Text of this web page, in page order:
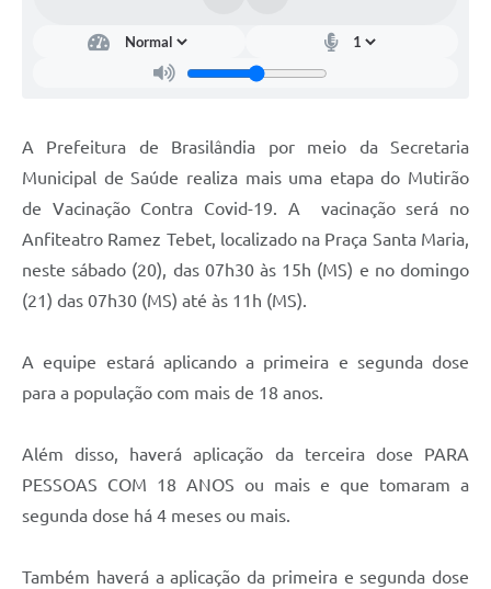
A Prefeitura de Brasilândia por meio da Secretaria
Municipal de Saúde realiza mais uma etapa do Mutirão
de Vacinação Contra Covid-19. A vacinação será no
Anfiteatro Ramez Tebet, localizado na Praça Santa Maria,
neste sábado (20), das 07h30 às 15h (MS) e no domingo
(21) das 07h30 (MS) até às 11h (MS).
A equipe estará aplicando a primeira e segunda dose
para a população com mais de 18 anos.
Além disso, haverá aplicação da terceira dose PARA
PESSOAS COM 18 ANOS ou mais e que tomaram a
segunda dose há 4 meses ou mais.
Também haverá a aplicação da primeira e segunda dose